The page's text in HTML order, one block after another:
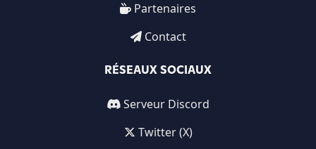
Partenaires
Contact
RÉSEAUX SOCIAUX
Serveur Discord
Twitter (X)